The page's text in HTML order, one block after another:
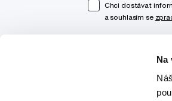
Na
Chci dostávat
a souhlasím se